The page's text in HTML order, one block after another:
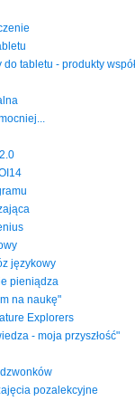
do tabletu - produkty
językowy
pieniądza
na naukę"
Explorers
- moja przyszłość"
pozalekcyjne